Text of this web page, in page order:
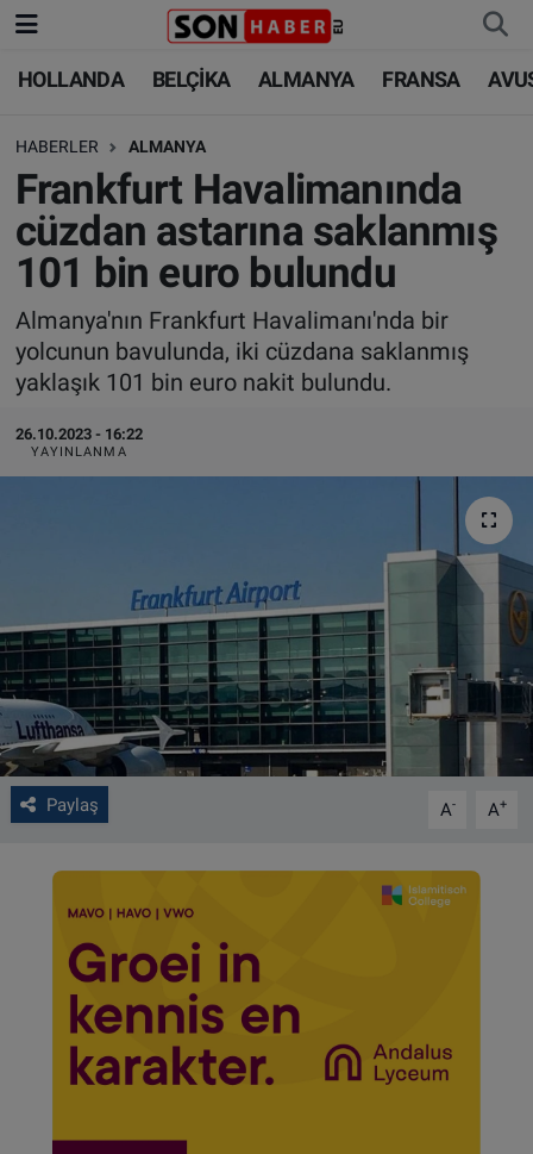
HOLLANDA BELÇİKA ALMANYA FRANSA
HABERLER ALMANYA
Frankfurt Havalimanında
cüzdan astarına saklanmış
101 bin euro bulundu
Almanya'nın Frankfurt Havalimanı'nda bir
yolcunun bavulunda, iki cüzdana saklanmış
yaklaşık 101 bin euro nakit bulundu.
26.10.2023 - 16:22
YAYINLANMA
Paylaş A- A+
HOLLANDA
BELÇİKA
ALMANYA
FRANSA
AVUSTURYA
SAĞLIK - YAŞAM
BİLİM-TEKNOLOJİ
HOLLANDA
BELÇİKA
ALMANYA
TÜRKİYE
DÜNYA
BİLİM-TEKNOLOJİ
SAĞLIK
ALGEMENE VOORWAARDEN
CONTACT
Çerez Politikası
Nöbetçi Eczaneler
Hava Durumu
Trafik Durumu
Süper Lig Puan Durumu ve Fikstür
Tüm Manşetler
Son Dakika Haberleri
Haber Arşivi